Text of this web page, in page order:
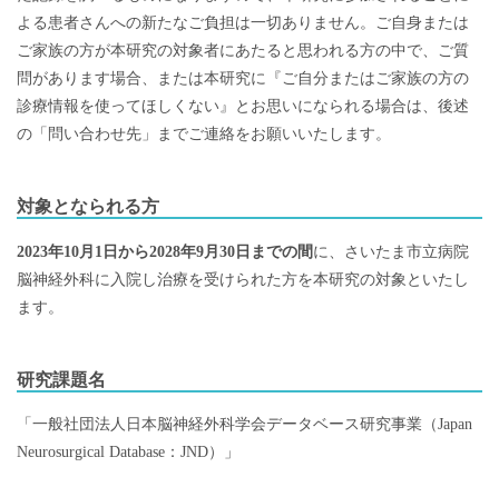
よる患者さんへの新たなご負担は一切ありません。ご自身または
ご家族の方が本研究の対象者にあたると思われる方の中で、ご質
問があります場合、または本研究に『ご自分またはご家族の方の
診療情報を使ってほしくない』とお思いになられる場合は、後述
の「問い合わせ先」までご連絡をお願いいたします。
対象となられる方
2023年10月1日から2028年9月30日までの間に、さいたま市立病院
脳神経外科に入院し治療を受けられた方を本研究の対象といたし
ます。
研究課題名
「一般社団法人日本脳神経外科学会データベース研究事業（Japan
Neurosurgical Database：JND）」